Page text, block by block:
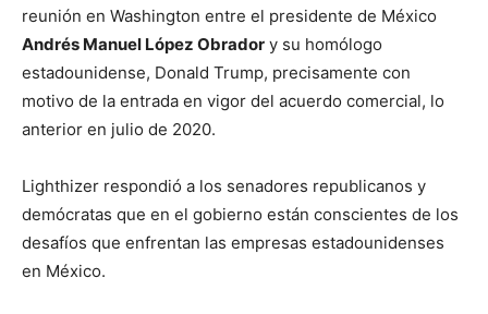
reunión en Washington entre el presidente de México
Andrés Manuel López Obrador y su homólogo
estadounidense, Donald Trump, precisamente con
motivo de la entrada en vigor del acuerdo comercial, lo
anterior en julio de 2020.
Lighthizer respondió a los senadores republicanos y
demócratas que en el gobierno están conscientes de los
desafíos que enfrentan las empresas estadounidenses
en México.